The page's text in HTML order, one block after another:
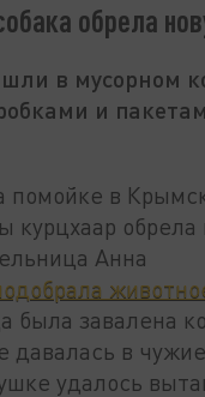
обрела
в мусорном
и
помойке в
курцхаар
Анна
была завалена
давалась в
удалось